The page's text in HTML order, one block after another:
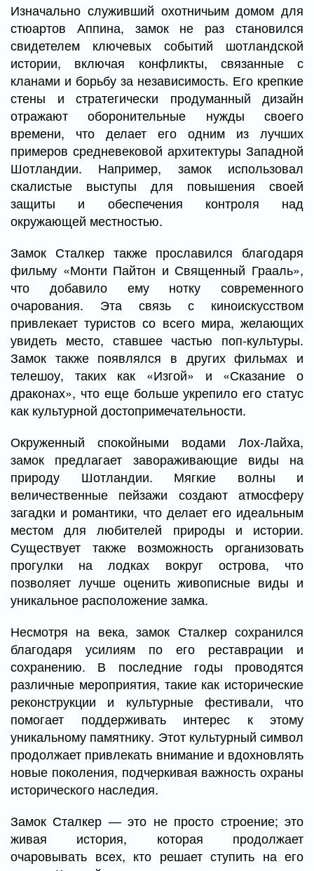
Изначально служивший охотничьим домом для
стюартов Аппина, замок не раз становился
свидетелем ключевых событий шотландской
истории, включая конфликты, связанные с
кланами и борьбу за независимость. Его крепкие
стены и стратегически продуманный дизайн
отражают оборонительные нужды своего
времени, что делает его одним из лучших
примеров средневековой архитектуры Западной
Шотландии. Например, замок использовал
скалистые выступы для повышения своей
защиты и обеспечения контроля над
окружающей местностью.
Замок Сталкер также прославился благодаря
фильму «Монти Пайтон и Священный Грааль»,
что добавило ему нотку современного
очарования. Эта связь с киноискусством
привлекает туристов со всего мира, желающих
увидеть место, ставшее частью поп-культуры.
Замок также появлялся в других фильмах и
телешоу, таких как «Изгой» и «Сказание о
драконах», что еще больше укрепило его статус
как культурной достопримечательности.
Окруженный спокойными водами Лох-Лайха,
замок предлагает завораживающие виды на
природу Шотландии. Мягкие волны и
величественные пейзажи создают атмосферу
загадки и романтики, что делает его идеальным
местом для любителей природы и истории.
Существует также возможность организовать
прогулки на лодках вокруг острова, что
позволяет лучше оценить живописные виды и
уникальное расположение замка.
Несмотря на века, замок Сталкер сохранился
благодаря усилиям по его реставрации и
сохранению. В последние годы проводятся
различные мероприятия, такие как исторические
реконструкции и культурные фестивали, что
помогает поддерживать интерес к этому
уникальному памятнику. Этот культурный символ
продолжает привлекать внимание и вдохновлять
новые поколения, подчеркивая важность охраны
исторического наследия.
Замок Сталкер — это не просто строение; это
живая история, которая продолжает
очаровывать всех, кто решает ступить на его